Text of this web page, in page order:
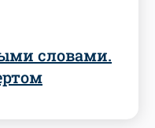
словами.